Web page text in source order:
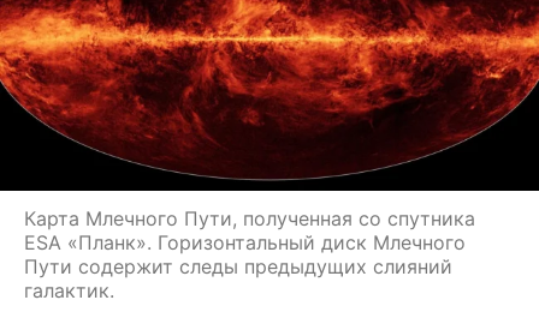
Карта Млечного Пути, полученная со спутника
ESA «Планк». Горизонтальный диск Млечного
Пути содержит следы предыдущих слияний
галактик.